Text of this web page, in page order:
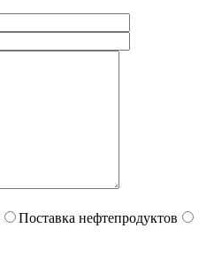
Поставка нефтепродуктов